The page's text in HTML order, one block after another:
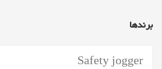
برندها
Safety jogger